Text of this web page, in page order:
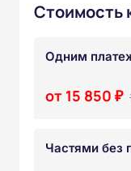
Стоимость
Одним
от 15 850 ₽
Частями без